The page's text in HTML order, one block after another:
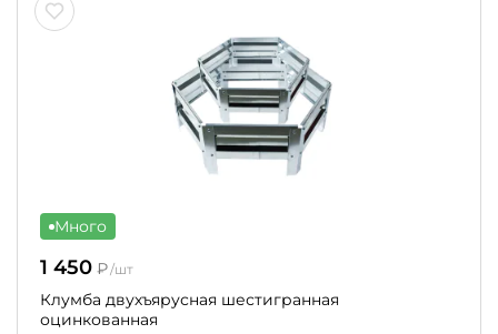
Много
1 450 ₽/шт
Клумба двухъярусная шестигранная
оцинкованная